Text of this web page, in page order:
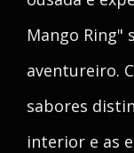
Mango Ring"
aventureiro.
sabores
interior e as